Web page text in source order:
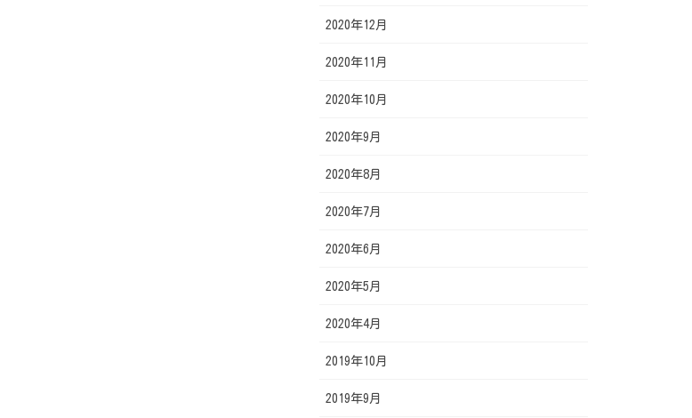
2020年12月
2020年11月
2020年10月
2020年9月
2020年8月
2020年7月
2020年6月
2020年5月
2020年4月
2019年10月
2019年9月